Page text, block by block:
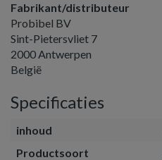
Fabrikant/distributeur
Probibel BV
Sint-Pietersvliet 7
2000 Antwerpen
België
Specificaties
inhoud
Productsoort